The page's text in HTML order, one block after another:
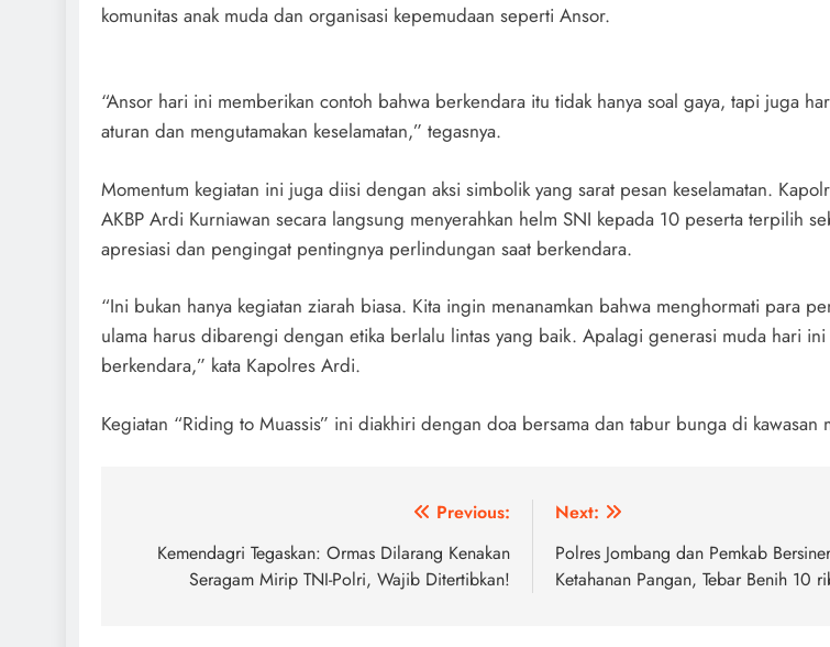
komunitas anak muda dan organisasi kepemudaan seperti Ansor.
“Ansor hari ini memberikan contoh bahwa berkendara itu tidak hanya soal gaya, tapi juga
aturan dan mengutamakan keselamatan,” tegasnya.
Momentum kegiatan ini juga diisi dengan aksi simbolik yang sarat pesan keselamatan.
AKBP Ardi Kurniawan secara langsung menyerahkan helm SNI kepada 10 peserta terpilih
apresiasi dan pengingat pentingnya perlindungan saat berkendara.
“Ini bukan hanya kegiatan ziarah biasa. Kita ingin menanamkan bahwa menghormati para
ulama harus dibarengi dengan etika berlalu lintas yang baik. Apalagi generasi muda hari ini
berkendara,” kata Kapolres Ardi.
Kegiatan “Riding to Muassis” ini diakhiri dengan doa bersama dan tabur bunga di kawasan
pos
Previous:
Kemendagri Tegaskan: Ormas Dilarang Kenakan
Seragam Mirip TNI-Polri, Wajib Ditertibkan!
Next:
Polres Jombang dan Pemkab
Ketahanan Pangan, Tebar Benih 10